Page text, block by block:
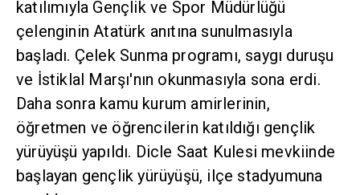
katılımıyla Gençlik ve Spor Müdürlüğü
çelenginin Atatürk anıtına sunulmasıyla
başladı. Çelek Sunma programı, saygı duruşu
ve İstiklal Marşı'nın okunmasıyla sona erdi.
Daha sonra kamu kurum amirlerinin,
öğretmen ve öğrencilerin katıldığı gençlik
yürüyüşü yapıldı. Dicle Saat Kulesi mevkiinde
başlayan gençlik yürüyüşü, ilçe stadyumuna